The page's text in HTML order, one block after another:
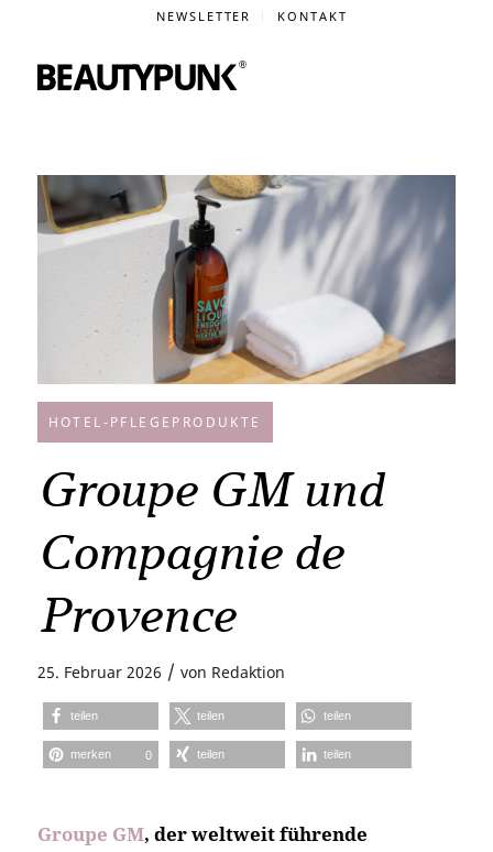
NEWSLETTER KONTAKT
HOTEL-PFLEGEPRODUKTE
Groupe GM und
Compagnie de
Provence
25. Februar 2026 / von Redaktion
teilen teilen teilen
merken 0 teilen teilen
Groupe GM, der weltweit führende